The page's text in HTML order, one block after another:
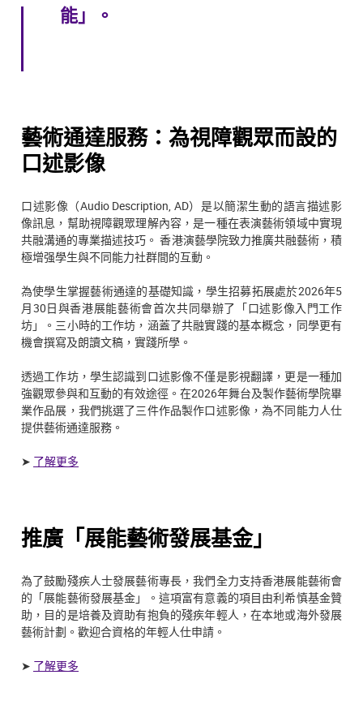
能」。
藝術通達服務：為視障觀眾而設的
口述影像
口述影像（Audio Description, AD）是以簡潔生動的語言描述影
像訊息，幫助視障觀眾理解內容，是一種在表演藝術領域中實現
共融溝通的專業描述技巧。 香港演藝學院致力推廣共融藝術，積
極增强學生與不同能力社群間的互動。
為使學生掌握藝術通達的基礎知識，學生招募拓展處於2026年5
月30日與香港展能藝術會首次共同舉辦了「口述影像入門工作
坊」。三小時的工作坊，涵蓋了共融實踐的基本概念，同學更有
機會撰寫及朗讀文稿，實踐所學。
透過工作坊，學生認識到口述影像不僅是影視翻譯，更是一種加
強觀眾參與和互動的有效途徑。在2026年舞台及製作藝術學院畢
業作品展，我們挑選了三件作品製作口述影像，為不同能力人仕
提供藝術通達服務。
➤ 了解更多
推廣「展能藝術發展基金」
為了鼓勵殘疾人士發展藝術專長，我們全力支持香港展能藝術會
的「展能藝術發展基金」。這項富有意義的項目由利希慎基金贊
助，目的是培養及資助有抱負的殘疾年輕人，在本地或海外發展
藝術計劃。歡迎合資格的年輕人仕申請。
➤ 了解更多